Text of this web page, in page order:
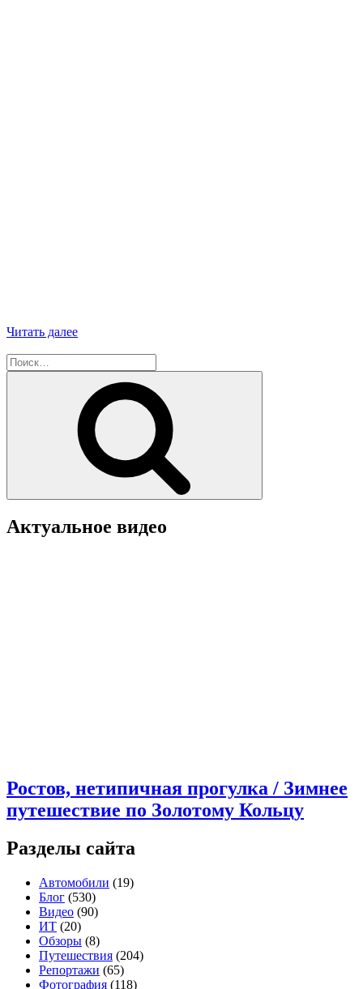
Читать далее«Туристический
2022
ВДНХ»
Искать:
Актуальное видео
Ростов, нетипичная прогулка / Зимнее
путешествие по Золотому Кольцу
Разделы сайта
Автомобили (19)
Блог (530)
Видео (90)
ИТ (20)
Обзоры (8)
Путешествия (204)
Репортажи (65)
Фотография (118)